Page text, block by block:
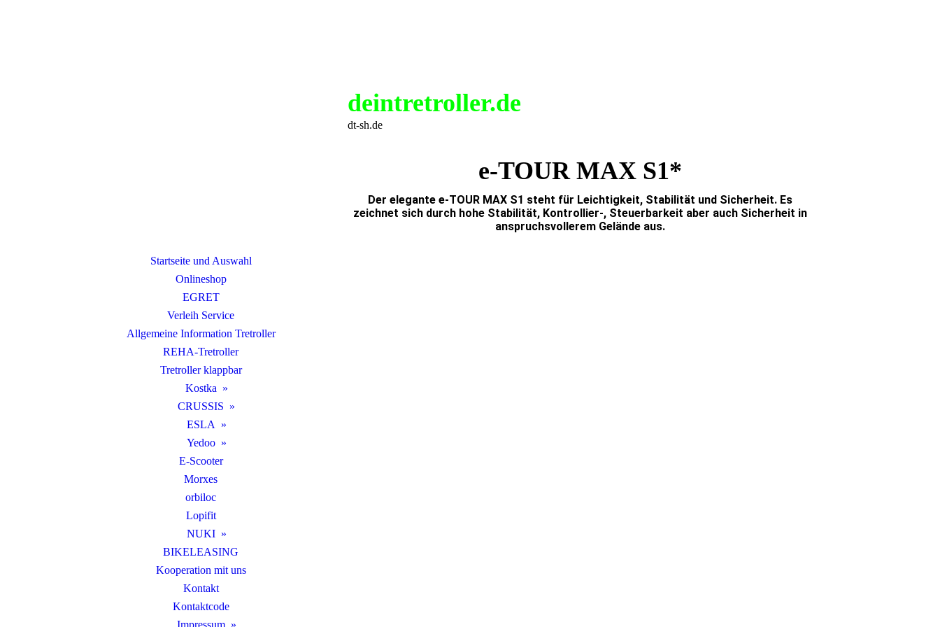
Startseite und Auswahl
Onlineshop
EGRET
Verleih Service
Allgemeine Information Tretroller
REHA-Tretroller
Tretroller klappbar
Kostka
CRUSSIS
ESLA
Yedoo
E-Scooter
Morxes
orbiloc
Lopifit
NUKI
BIKELEASING
Kooperation mit uns
Kontakt
Kontaktcode
Impressum
deintretroller.de
dt-sh.de
e-TOUR MAX S1*
Der elegante e-TOUR MAX S1 steht für Leichtigkeit, Stabilität und Sicherheit. Es
zeichnet sich durch hohe Stabilität, Kontrollier-, Steuerbarkeit aber auch Sicherheit in
anspruchsvollerem Gelände aus.